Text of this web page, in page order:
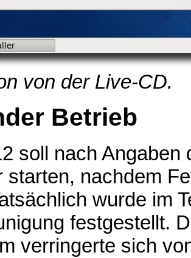
von der Live-CD.
Betrieb
soll nach
starten, nachdem
wurde im
festgestellt.
verringerte sich